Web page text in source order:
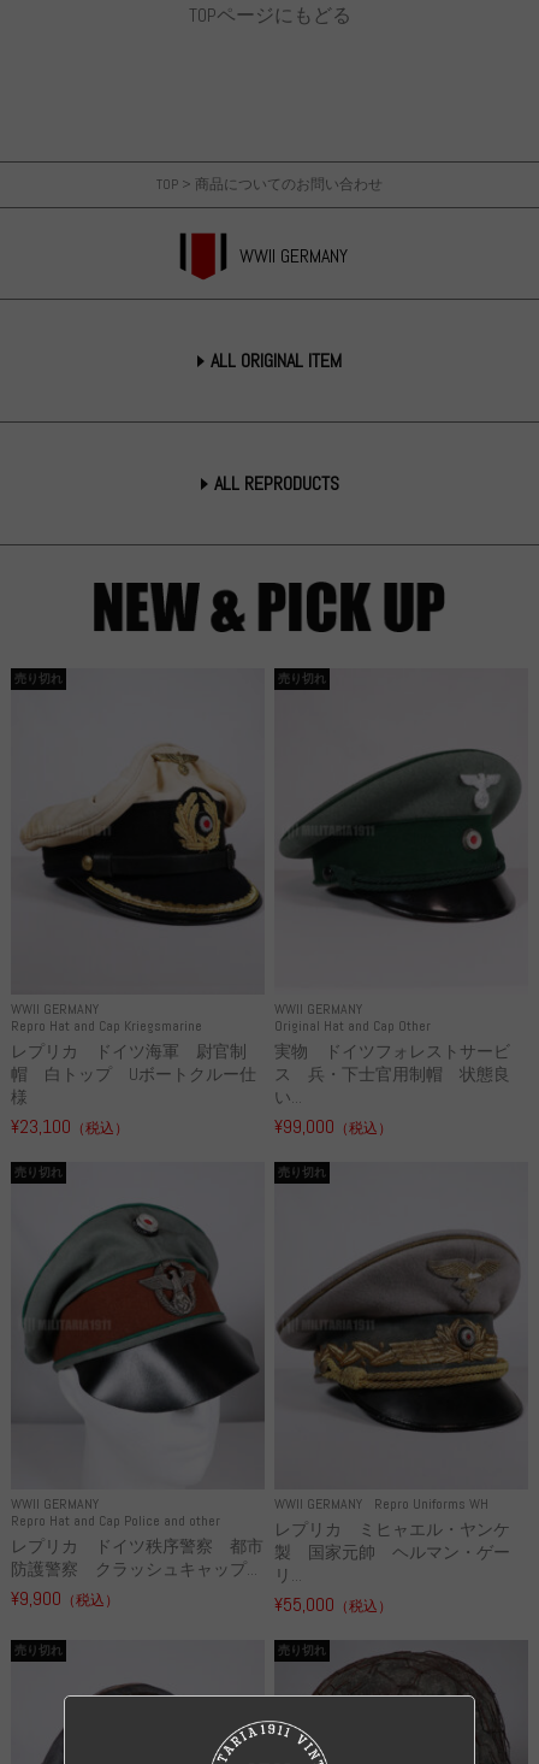
TOP > 商品についてのお問い合わせ
WWII GERMANY
ALL ORIGINAL ITEM
ALL REPRODUCTS
TOPページにもどる
WWII GERMANY
Repro Hat and Cap Kriegsmarine
売り切れ
レプリカ ドイツ海軍 尉官制
帽 白トップ Uボートクルー仕
様
¥23,100 （税込）
WWII GERMANY
Original Hat and Cap Other
売り切れ
実物 ドイツフォレストサービ
ス 兵・下士官用制帽 状態良
い...
¥99,000 （税込）
WWII GERMANY
Repro Hat and Cap Police and other
売り切れ
レプリカ ドイツ秩序警察 都市
防護警察 クラッシュキャップ...
¥9,900 （税込）
WWII GERMANY Repro Uniforms WH
売り切れ
レプリカ ミヒャエル・ヤンケ
製 国家元帥 ヘルマン・ゲー
リ...
¥55,000 （税込）
売り切れ 売り切れ